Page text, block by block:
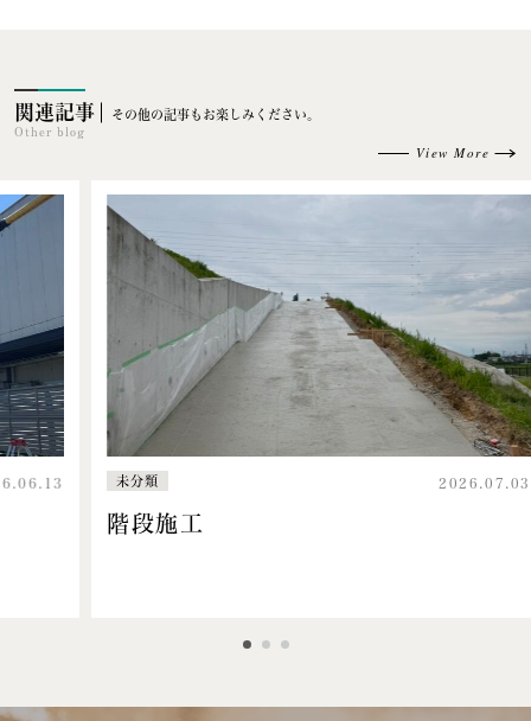
関連記事
Other blog
その他の記事もお楽しみください。
View More
2026.07.03
階段施工